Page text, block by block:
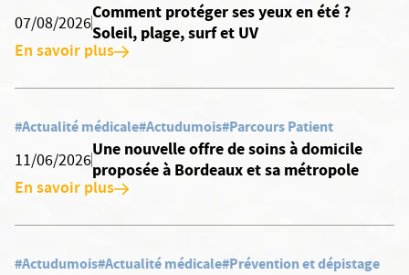
07/08/2026
Comment protéger ses yeux en été ?
Soleil, plage, surf et UV
En savoir plus
#Actualité médicale#Actudumois#Parcours Patient
11/06/2026
Une nouvelle offre de soins à domicile
proposée à Bordeaux et sa métropole
En savoir plus
#Actudumois#Actualité médicale#Prévention et dépistage